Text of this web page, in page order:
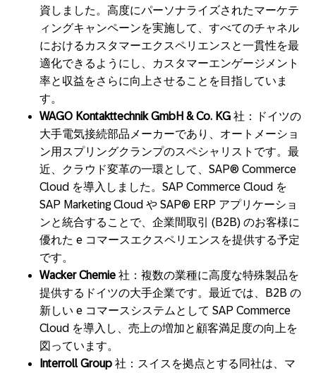
資しました。高度にパーソナライズされたマーケテ
ィングキャンペーンを実施して、すべてのチャネル
におけるカスタマーエクスペリエンスと一貫性を最
適化できるようにし、カスタマーエンゲージメント
率と収益をさらに向上させることを目指していま
す。
WAGO Kontakttechnik GmbH & Co. KG 社：ドイツの
大手電気接続部品メーカーであり、オートメーショ
ン用スプリングクランプのスペシャリストです。最
近、クラウド変革の一環として、SAP® Commerce
Cloud を導入しました。SAP Commerce Cloud を
SAP Marketing Cloud や SAP® ERP アプリケーショ
ンと統合することで、企業間取引 (B2B) のお客様に
優れた e コマースエクスペリエンスを提供する予定
です。
Wacker Chemie 社：複数の業種に高度な特殊製品を
提供するドイツの大手企業です。最近では、B2B の
新しい e コマースシステムとして SAP Commerce
Cloud を導入し、売上の増加と顧客満足度の向上を
図っています。
Interroll Group 社：スイスを拠点とする同社は、マ